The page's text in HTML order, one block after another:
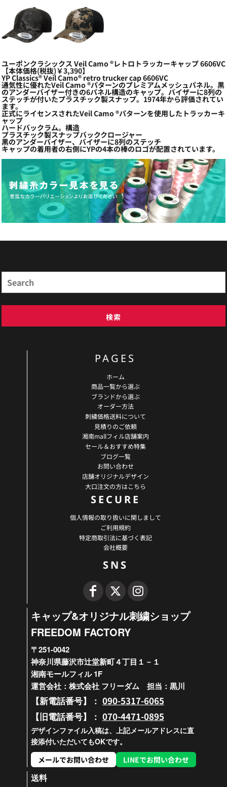
ユーポンクラシックス Veil Camo ®レトロトラッカーキャップ 6606VC
【本体価格(税抜)￥3,390】
YP Classics® Veil Camo® retro trucker cap 6606VC
通気性に優れたVeil Camo ®パターンのプレミアムメッシュパネル。黒
のアンダーバイザー付きの6パネル構造のキャップ。バイザーに8列の
ステッチが付いたプラスチック製スナップ。1974年から評価されてい
ます。
正式にライセンスされたVeil Camo ®パターンを使用したトラッカーキ
ャップ
ハードバックラム。構造
プラスチック製スナップバッククロージャー
黒のアンダーバイザー、バイザーに8列のステッチ
キャップの着用者の右側にYPの4本の棒のロゴが配置されています。
検索
PAGES
ホーム
商品一覧から選ぶ
ブランドから選ぶ
オーダー方法
刺繍価格送料について
見積りのご依頼
湘南mallフィル店舗案内
セール＆おすすめ特集
ブログ一覧
お問い合わせ
店舗オリジナルデザイン
大口注文の方はこちら
SECURE
個人情報の取り扱いに関しまして
ご利用規約
特定商取引法に基づく表記
会社概要
SNS
キャップ&オリジナル刺繍ショップ
FREEDOM FACTORY
〒251-0042
神奈川県藤沢市辻堂新町４丁目１－１
湘南モールフィル 1F
運営会社：株式会社 フリーダム 担当：黒川
【新電話番号】： 090-5317-6065
【旧電話番号】： 070-4471-0895
デザインファイル入稿は、上記メールアドレスに直
接添付いただいてもOKです。
メールでお問い合わせ
LINEでお問い合わせ
送料